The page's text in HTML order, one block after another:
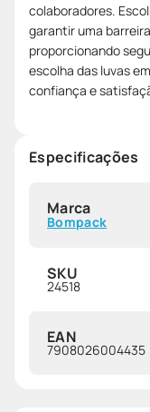
colaboradores.
garantir uma
proporcionando
escolha das luvas
confiança e
Especificações
Marca
Bompack
SKU
24518
EAN
7908026004435